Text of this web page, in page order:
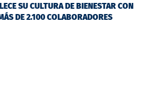
SU CULTURA DE BIENESTAR CON
DE 2.100 COLABORADORES